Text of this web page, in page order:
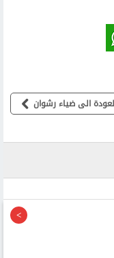
الى ضياء رشوان